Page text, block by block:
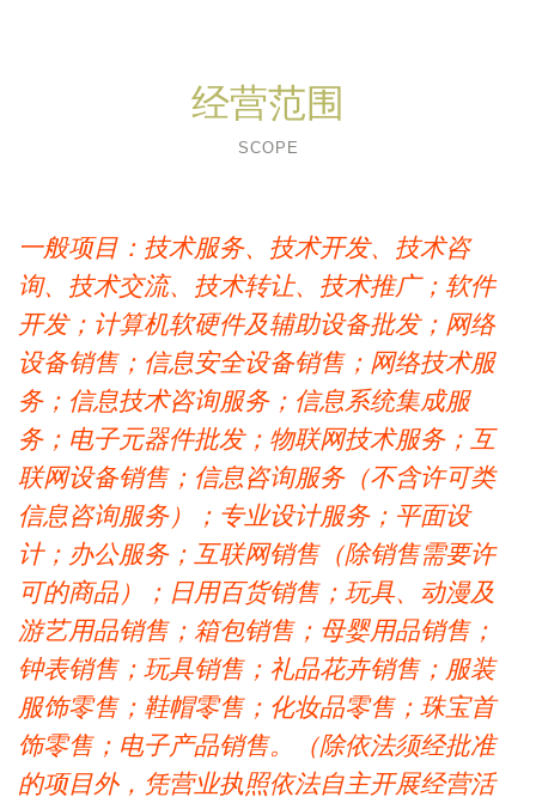
经营范围
SCOPE
一般项目：技术服务、技术开发、技术咨
询、技术交流、技术转让、技术推广；软件
开发；计算机软硬件及辅助设备批发；网络
设备销售；信息安全设备销售；网络技术服
务；信息技术咨询服务；信息系统集成服
务；电子元器件批发；物联网技术服务；互
联网设备销售；信息咨询服务（不含许可类
信息咨询服务）；专业设计服务；平面设
计；办公服务；互联网销售（除销售需要许
可的商品）；日用百货销售；玩具、动漫及
游艺用品销售；箱包销售；母婴用品销售；
钟表销售；玩具销售；礼品花卉销售；服装
服饰零售；鞋帽零售；化妆品零售；珠宝首
饰零售；电子产品销售。（除依法须经批准
的项目外，凭营业执照依法自主开展经营活